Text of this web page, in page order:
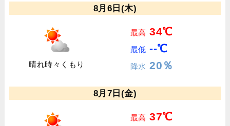
8月6日(木)
晴れ時々くもり
最高 34℃
最低 --℃
降水 20％
8月7日(金)
最高 37℃